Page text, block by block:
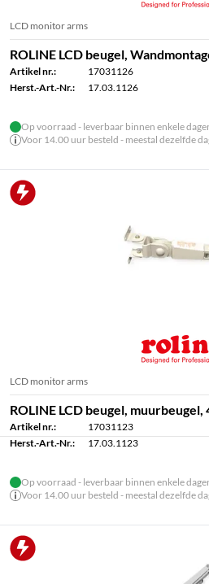
LCD monitor arms
ROLINE LCD beugel,
Artikel nr.:
17031126
Herst.-Art.-Nr.:
17.03.1126
Op voorraad - leverbaar binnen enkele
Voor 14.00 uur besteld - meestal dezelfde
LCD monitor arms
ROLINE LCD beugel,
Artikel nr.:
17031123
Herst.-Art.-Nr.:
17.03.1123
Op voorraad - leverbaar binnen enkele
Voor 14.00 uur besteld - meestal dezelfde